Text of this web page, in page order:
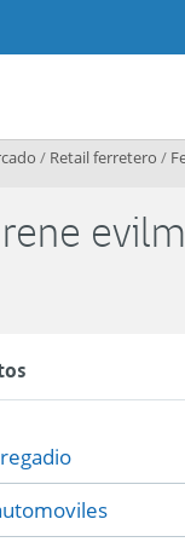
/ Retail ferretero /